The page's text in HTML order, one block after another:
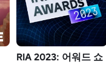
RIA 2023: 어워드 쇼